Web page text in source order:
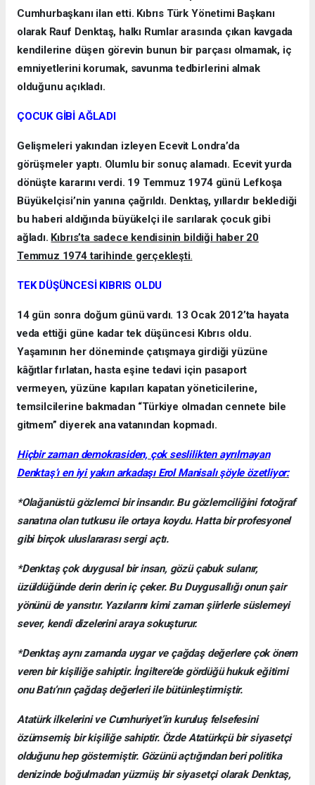
Cumhurbaşkanı ilan etti. Kıbrıs Türk Yönetimi Başkanı
olarak Rauf Denktaş, halkı Rumlar arasında çıkan kavgada
kendilerine düşen görevin bunun bir parçası olmamak, iç
emniyetlerini korumak, savunma tedbirlerini almak
olduğunu açıkladı.
ÇOCUK GİBİ AĞLADI
Gelişmeleri yakından izleyen Ecevit Londra’da
görüşmeler yaptı. Olumlu bir sonuç alamadı. Ecevit yurda
dönüşte kararını verdi. 19 Temmuz 1974 günü Lefkoşa
Büyükelçisi’nin yanına çağrıldı. Denktaş, yıllardır beklediği
bu haberi aldığında büyükelçi ile sarılarak çocuk gibi
ağladı. Kıbrıs’ta sadece kendisinin bildiği haber 20
Temmuz 1974 tarihinde gerçekleşti.
TEK DÜŞÜNCESİ KIBRIS OLDU
14 gün sonra doğum günü vardı. 13 Ocak 2012’ta hayata
veda ettiği güne kadar tek düşüncesi Kıbrıs oldu.
Yaşamının her döneminde çatışmaya girdiği yüzüne
kâğıtlar fırlatan, hasta eşine tedavi için pasaport
vermeyen, yüzüne kapıları kapatan yöneticilerine,
temsilcilerine bakmadan “Türkiye olmadan cennete bile
gitmem” diyerek ana vatanından kopmadı.
Hiçbir zaman demokrasiden, çok seslilikten ayrılmayan
Denktaş’ı en iyi yakın arkadaşı Erol Manisalı şöyle özetliyor:
*Olağanüstü gözlemci bir insandır. Bu gözlemciliğini fotoğraf
sanatına olan tutkusu ile ortaya koydu. Hatta bir profesyonel
gibi birçok uluslararası sergi açtı.
*Denktaş çok duygusal bir insan, gözü çabuk sulanır,
üzüldüğünde derin derin iç çeker. Bu Duygusallığı onun şair
yönünü de yansıtır. Yazılarını kimi zaman şiirlerle süslemeyi
sever, kendi dizelerini araya sokuşturur.
*Denktaş aynı zamanda uygar ve çağdaş değerlere çok önem
veren bir kişiliğe sahiptir. İngiltere’de gördüğü hukuk eğitimi
onu Batı’nın çağdaş değerleri ile bütünleştirmiştir.
Atatürk ilkelerini ve Cumhuriyet’in kuruluş felsefesini
özümsemiş bir kişiliğe sahiptir. Özde Atatürkçü bir siyasetçi
olduğunu hep göstermiştir. Gözünü açtığından beri politika
denizinde boğulmadan yüzmüş bir siyasetçi olarak Denktaş,